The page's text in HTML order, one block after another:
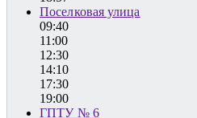
Поселковая улица
09:40
11:00
12:30
14:10
17:30
19:00
ГПТУ № 6